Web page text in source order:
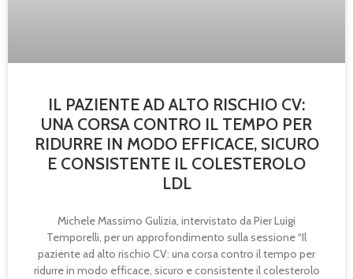
IL PAZIENTE AD ALTO RISCHIO CV:
UNA CORSA CONTRO IL TEMPO PER
RIDURRE IN MODO EFFICACE, SICURO
E CONSISTENTE IL COLESTEROLO
LDL
Michele Massimo Gulizia, intervistato da Pier Luigi
Temporelli, per un approfondimento sulla sessione “Il
paziente ad alto rischio CV: una corsa contro il tempo per
ridurre in modo efficace, sicuro e consistente il colesterolo